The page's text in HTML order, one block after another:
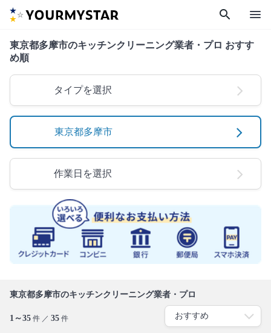
search menu
東京都多摩市のキッチンクリーニング業者・プロ おすす
め順
タイプを選択
東京都多摩市
作業日を選択
東京都多摩市のキッチンクリーニング業者・プロ
1～35 件 ／ 35 件